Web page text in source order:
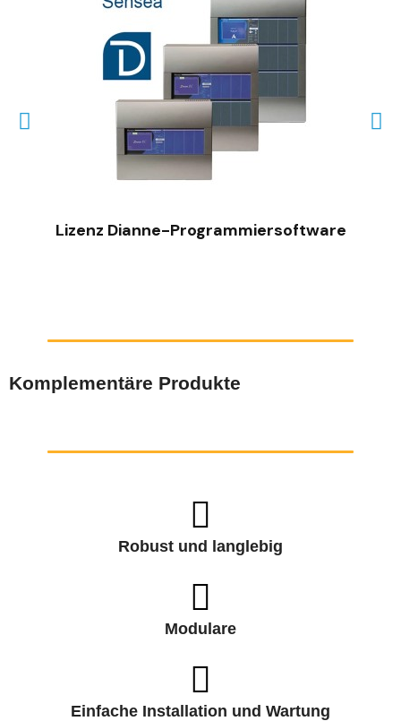
SCHNELLANSICHT
Lizenz Dianne-Programmiersoftware
Komplementäre Produkte
Robust und langlebig
Modulare
Einfache Installation und Wartung